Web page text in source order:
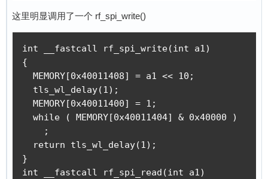
    tls_os_release_critical(v5);
    goto LABEL_9;
  }
  if ( a2 <= 3 )
  {
    if ( a2 == 2 )
      v7 = central_freq[2 * a1];
    else
      v7 = central_freq[2 * a1 + 1];
    rf_spi_write(rf_chan24g_20m[2 * v7]);
    rf_spi_write(rf_chan24g_20m[2 * v7 + 1]);
    v8 = wm_rf_band_switch(1);
这里明显调用了一个 rf_spi_write()
int __fastcall rf_spi_write(int a1)
{
  MEMORY[0x40011408] = a1 << 10;
  tls_wl_delay(1);
  MEMORY[0x40011400] = 1;
  while ( MEMORY[0x40011404] & 0x40000 )
    ;
  return tls_wl_delay(1);
}
int __fastcall rf_spi_read(int a1)